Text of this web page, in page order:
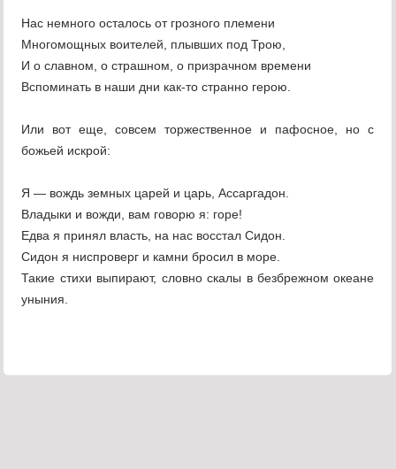
Нас немного осталось от грозного племени
Многомощных воителей, плывших под Трою,
И о славном, о страшном, о призрачном времени
Вспоминать в наши дни как-то странно герою.
Или вот еще, совсем торжественное и пафосное, но с
божьей искрой:
Я — вождь земных царей и царь, Ассаргадон.
Владыки и вожди, вам говорю я: горе!
Едва я принял власть, на нас восстал Сидон.
Сидон я ниспроверг и камни бросил в море.
Такие стихи выпирают, словно скалы в безбрежном океане
уныния.